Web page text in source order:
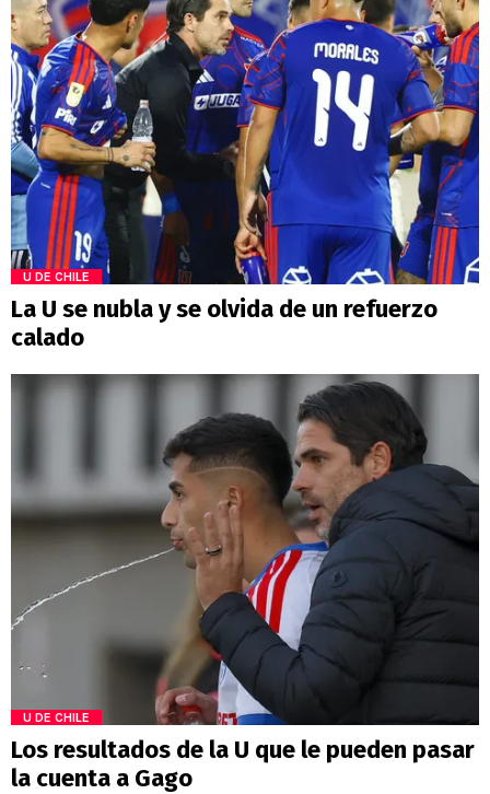
U DE CHILE
La U se nubla y se olvida de un refuerzo
calado
U DE CHILE
Los resultados de la U que le pueden pasar
la cuenta a Gago